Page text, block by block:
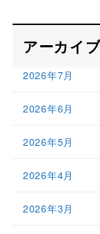
アーカイ
2026年7月
2026年6月
2026年5月
2026年4月
2026年3月